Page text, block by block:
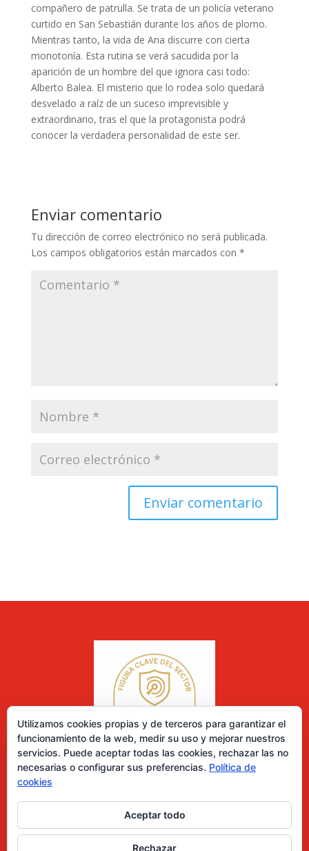
compañero de patrulla. Se trata de un policía veterano
curtido en San Sebastián durante los años de plomo.
Mientras tanto, la vida de Ana discurre con cierta
monotonía. Esta rutina se verá sacudida por la
aparición de un hombre del que ignora casi todo:
Alberto Balea. El misterio que lo rodea solo quedará
desvelado a raíz de un suceso imprevisible y
extraordinario, tras el que la protagonista podrá
conocer la verdadera personalidad de este ser.
Enviar comentario
Tu dirección de correo electrónico no será publicada.
Los campos obligatorios están marcados con *
0 elementos
Utilizamos cookies propias y de terceros para garantizar el
funcionamiento de la web, medir su uso y mejorar nuestros
servicios. Puede aceptar todas las cookies, rechazar las no
necesarias o configurar sus preferencias. Política de
cookies
Aceptar todo
Rechazar